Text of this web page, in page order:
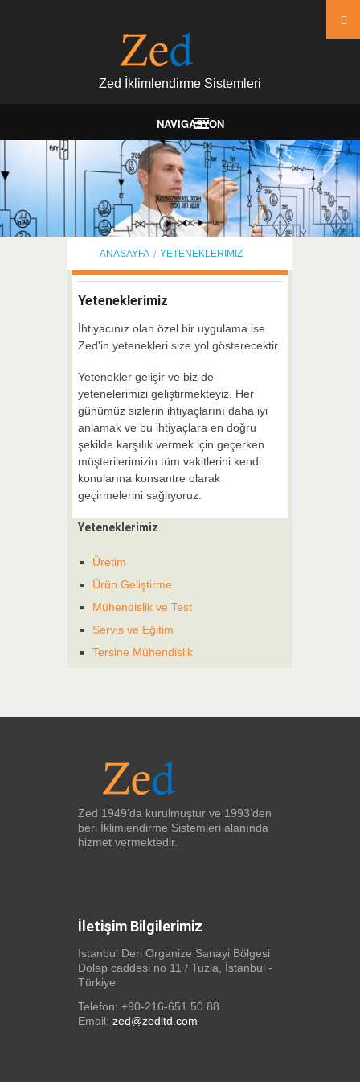
Zed İklimlendirme Sistemleri
NAVIGASYON
Anasayfa
Yeteneklerimiz
ANASAYFA YETENEKLERIMIZ
Yeteneklerimiz
İhtiyacınız olan özel bir uygulama ise
Zed'in yetenekleri size yol gösterecektir.
Yetenekler gelişir ve biz de
yetenelerimizi geliştirmekteyiz. Her
günümüz sizlerin ihtiyaçlarını daha iyi
anlamak ve bu ihtiyaçlara en doğru
şekilde karşılık vermek için geçerken
müşterilerimizin tüm vakitlerini kendi
konularına konsantre olarak
geçirmelerini sağlıyoruz.
Yeteneklerimiz
Üretim
Ürün Geliştirme
Mühendislik ve Test
Servis ve Eğitim
Tersine Mühendislik
Zed 1949’da kurulmuştur ve 1993’den
beri İklimlendirme Sistemleri alanında
hizmet vermektedir.
İletişim Bilgilerimiz
İstanbul Deri Organize Sanayi Bölgesi
Dolap caddesi no 11 / Tuzla, İstanbul -
Türkiye
Telefon: +90-216-651 50 88
Email:zed@zedltd.com